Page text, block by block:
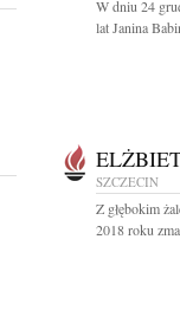
W dniu 24
lat Janina
SZCZECIN
Z głębokim
2018 roku